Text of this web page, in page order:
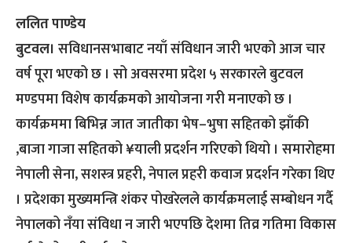
ललित पाण्डेय
बुटवल। सविधानसभाबाट नयाँ संविधान जारी भएको आज चार
वर्ष पूरा भएको छ । सो अवसरमा प्रदेश ५ सरकारले बुटवल
मण्डपमा विशेष कार्यक्रमको आयोजना गरी मनाएको छ ।
कार्यक्रममा बिभिन्न जात जातीका भेष–भुषा सहितको झाँकी
,बाजा गाजा सहितको ¥याली प्रदर्शन गरिएको थियो । समारोहमा
नेपाली सेना, सशस्त्र प्रहरी, नेपाल प्रहरी कवाज प्रदर्शन गरेका थिए
। प्रदेशका मुख्यमन्त्रि शंकर पोखरेलले कार्यक्रमलाई सम्बोधन गर्दै
नेपालको नँया संविधा न जारी भएपछि देशमा तिव्र गतिमा विकास